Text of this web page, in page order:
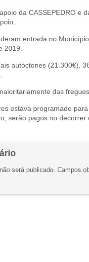
da CASSEPEDRO e
entrada no
2019.
autóctones (21.300€),
das
estava programado
serão pagos no
será publicado. Campos